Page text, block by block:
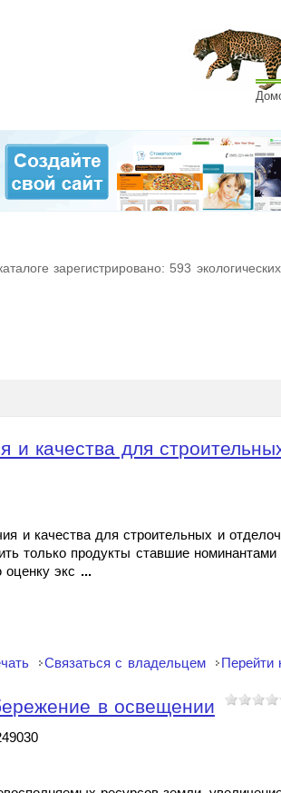
зарегистрировано: 593
и качества для
и качества для строительных и
только продукты ставшие
экс ...
Связаться с владельцем Перейти
в освещении